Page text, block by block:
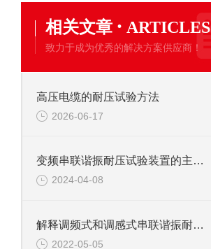
相关文章 · ARTICLES
致力于成为优秀的解决方案供应商！
高压电缆的耐压试验方法
2026-06-17
变频串联谐振耐压试验装置的主要应用
2024-04-08
解释调频式和调感式串联谐振耐压试验装置有什么区别？
2022-05-05